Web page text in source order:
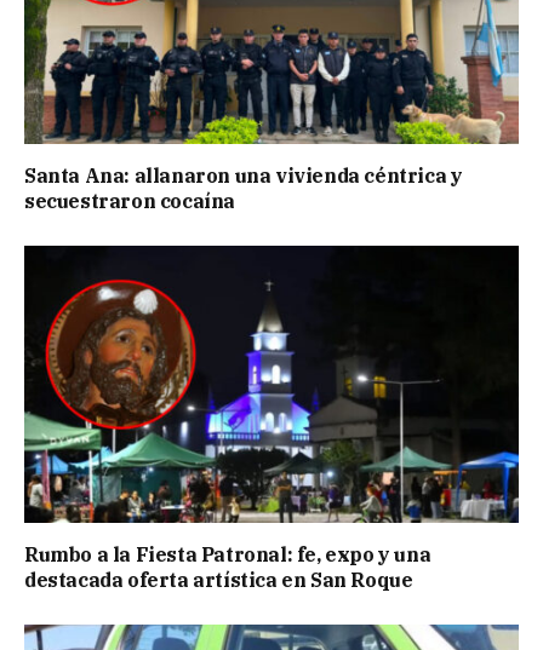
Santa Ana: allanaron una vivienda céntrica y
secuestraron cocaína
Rumbo a la Fiesta Patronal: fe, expo y una
destacada oferta artística en San Roque